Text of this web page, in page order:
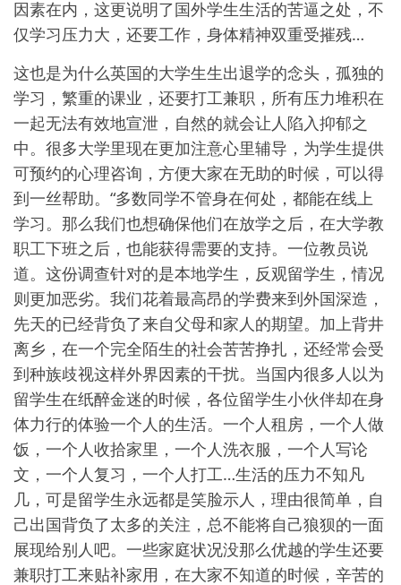
因素在内，这更说明了国外学生生活的苦逼之处，不
仅学习压力大，还要工作，身体精神双重受摧残…
这也是为什么英国的大学生生出退学的念头，孤独的
学习，繁重的课业，还要打工兼职，所有压力堆积在
一起无法有效地宣泄，自然的就会让人陷入抑郁之
中。很多大学里现在更加注意心里辅导，为学生提供
可预约的心理咨询，方便大家在无助的时候，可以得
到一丝帮助。“多数同学不管身在何处，都能在线上
学习。那么我们也想确保他们在放学之后，在大学教
职工下班之后，也能获得需要的支持。一位教员说
道。这份调查针对的是本地学生，反观留学生，情况
则更加恶劣。我们花着最高昂的学费来到外国深造，
先天的已经背负了来自父母和家人的期望。加上背井
离乡，在一个完全陌生的社会苦苦挣扎，还经常会受
到种族歧视这样外界因素的干扰。当国内很多人以为
留学生在纸醉金迷的时候，各位留学生小伙伴却在身
体力行的体验一个人的生活。一个人租房，一个人做
饭，一个人收拾家里，一个人洗衣服，一个人写论
文，一个人复习，一个人打工…生活的压力不知凡
几，可是留学生永远都是笑脸示人，理由很简单，自
己出国背负了太多的关注，总不能将自己狼狈的一面
展现给别人吧。一些家庭状况没那么优越的学生还要
兼职打工来贴补家用，在大家不知道的时候，辛苦的